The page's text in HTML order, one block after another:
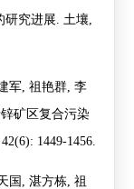
研究进展
土壤
军, 祖艳群, 李
矿区复合污染
1449-1456.
国 湛方栋 祖